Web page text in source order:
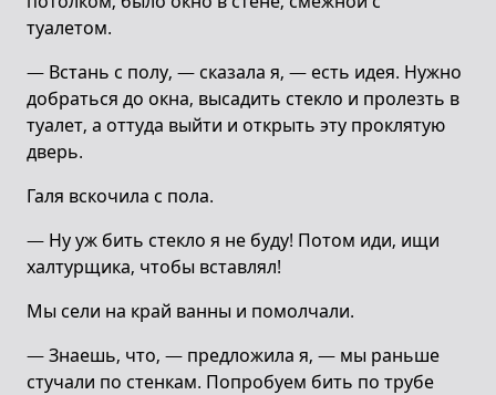
туалетом.
— Встань с полу, — сказала я, — есть идея. Нужно
добраться до окна, высадить стекло и пролезть в
туалет, а оттуда выйти и открыть эту проклятую
дверь.
Галя вскочила с пола.
— Ну уж бить стекло я не буду! Потом иди, ищи
халтурщика, чтобы вставлял!
Мы сели на край ванны и помолчали.
— Знаешь, что, — предложила я, — мы раньше
стучали по стенкам. Попробуем бить по трубе